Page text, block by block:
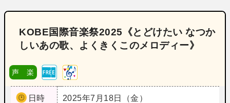
KOBE国際音楽祭2025《とどけたい なつか
しいあの歌、よくきくこのメロディー》
声 楽
日時
2025年7月18日（金）